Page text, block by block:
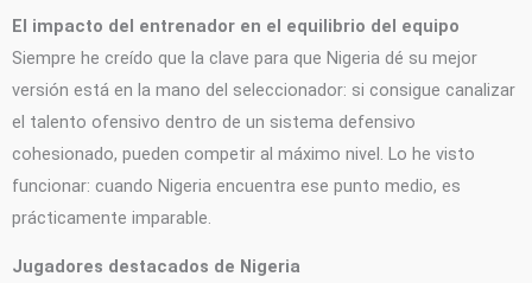
El impacto del entrenador en el equilibrio del equipo
Siempre he creído que la clave para que Nigeria dé su mejor
versión está en la mano del seleccionador: si consigue canalizar
el talento ofensivo dentro de un sistema defensivo
cohesionado, pueden competir al máximo nivel. Lo he visto
funcionar: cuando Nigeria encuentra ese punto medio, es
prácticamente imparable.
Jugadores destacados de Nigeria